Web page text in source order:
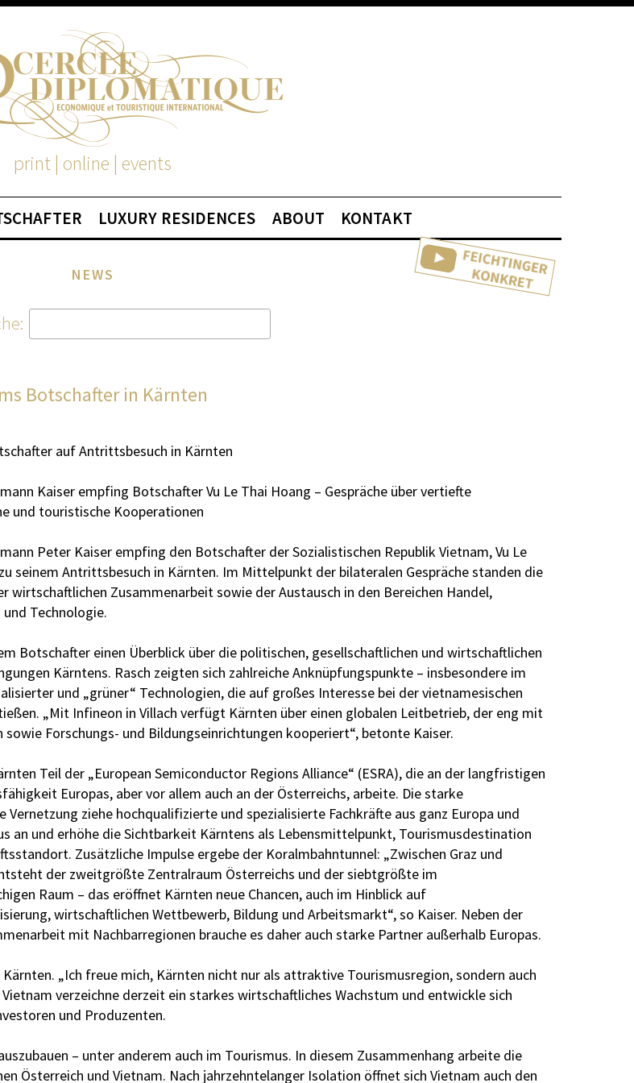
print | online | events
LUXURY RESIDENCES ABOUT KONTAKT
NEWS
Botschafter in Kärnten
auf Antrittsbesuch in Kärnten
Kaiser empfing Botschafter Vu Le Thai Hoang – Gespräche über vertiefte
und touristische Kooperationen
Peter Kaiser empfing den Botschafter der Sozialistischen Republik Vietnam, Vu Le
seinem Antrittsbesuch in Kärnten. Im Mittelpunkt der bilateralen Gespräche standen die
wirtschaftlichen Zusammenarbeit sowie der Austausch in den Bereichen Handel,
Technologie.
Botschafter einen Überblick über die politischen, gesellschaftlichen und wirtschaftlichen
Kärntens. Rasch zeigten sich zahlreiche Anknüpfungspunkte – insbesondere im
und „grüner“ Technologien, die auf großes Interesse bei der vietnamesischen
„Mit Infineon in Villach verfügt Kärnten über einen globalen Leitbetrieb, der eng mit
sowie Forschungs- und Bildungseinrichtungen kooperiert“, betonte Kaiser.
Teil der „European Semiconductor Regions Alliance“ (ESRA), die an der langfristigen
Europas, aber vor allem auch an der Österreichs, arbeite. Die starke
Vernetzung ziehe hochqualifizierte und spezialisierte Fachkräfte aus ganz Europa und
an und erhöhe die Sichtbarkeit Kärntens als Lebensmittelpunkt, Tourismusdestination
Zusätzliche Impulse ergebe der Koralmbahntunnel: „Zwischen Graz und
der zweitgrößte Zentralraum Österreichs und der siebtgrößte im
Raum – das eröffnet Kärnten neue Chancen, auch im Hinblick auf
wirtschaftlichen Wettbewerb, Bildung und Arbeitsmarkt“, so Kaiser. Neben der
mit Nachbarregionen brauche es daher auch starke Partner außerhalb Europas.
„Ich freue mich, Kärnten nicht nur als attraktive Tourismusregion, sondern auch
verzeichne derzeit ein starkes wirtschaftliches Wachstum und entwickle sich
und Produzenten.
– unter anderem auch im Tourismus. In diesem Zusammenhang arbeite die
Österreich und Vietnam. Nach jahrzehntelanger Isolation öffnet sich Vietnam auch den